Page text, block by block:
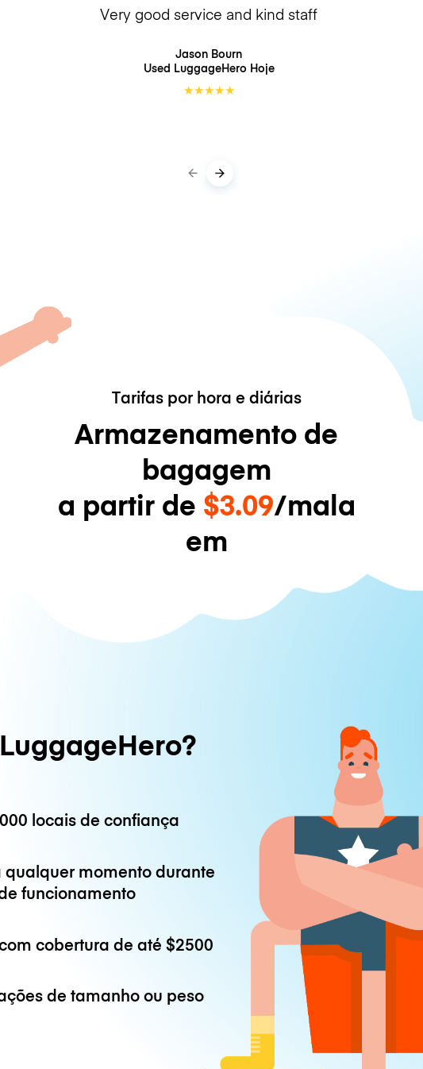
Very good service and kind staff
Jason Bourn
Used LuggageHero Hoje
★★★★★
Tarifas por hora e diárias
Armazenamento de
bagagem
a partir de $3.09/mala
em
locais de confiança
qualquer momento durante
funcionamento
cobertura de até$2500
de tamanho ou peso